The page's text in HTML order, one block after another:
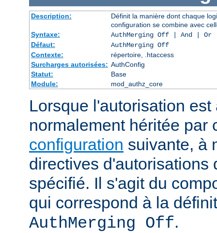
Description:
Définit la manière dont chaque
configuration se combine avec
Syntaxe:
AuthMerging Off | And | Or
Défaut:
AuthMerging Off
Contexte:
répertoire, .htaccess
Surcharges autorisées: AuthConfig
Statut:
Base
Module:
mod_authz_core
Lorsque l'autorisation
normalement héritée par
configuration suivante, à
directives d'autorisations
spécifié. Il s'agit du
qui correspond à la
AuthMerging Off.